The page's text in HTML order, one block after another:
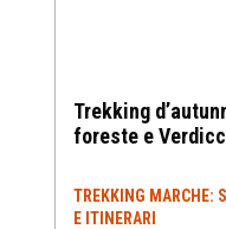
Trekking
foreste e
TREKKING MARCHE:
E ITINERARI